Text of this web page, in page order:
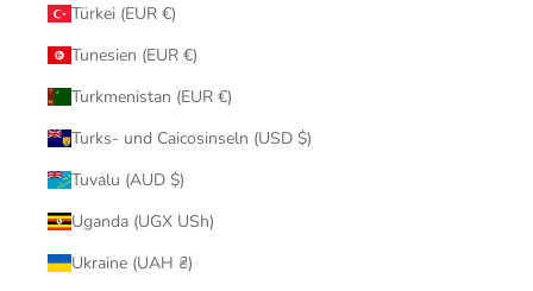
Türkei (EUR €)
Tunesien (EUR €)
Turkmenistan (EUR €)
Turks- und Caicosinseln (USD $)
Tuvalu (AUD $)
Uganda (UGX USh)
Ukraine (UAH ₴)